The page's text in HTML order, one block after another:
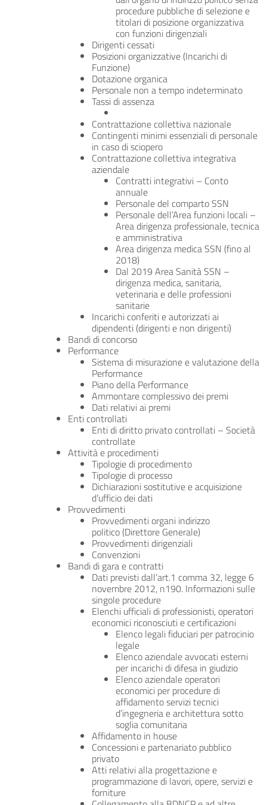
procedure pubbliche di selezione e
titolari di posizione organizzativa
con funzioni dirigenziali
Dirigenti cessati
Posizioni organizzative (Incarichi di
Funzione)
Dotazione organica
Personale non a tempo indeterminato
Tassi di assenza
Contrattazione collettiva nazionale
Contingenti minimi essenziali di personale
in caso di sciopero
Contrattazione collettiva integrativa
aziendale
Contratti integrativi – Conto
annuale
Personale del comparto SSN
Personale dell’Area funzioni locali –
Area dirigenza professionale, tecnica
e amministrativa
Area dirigenza medica SSN (fino al
2018)
Dal 2019 Area Sanità SSN –
dirigenza medica, sanitaria,
veterinaria e delle professioni
sanitarie
Incarichi conferiti e autorizzati ai
dipendenti (dirigenti e non dirigenti)
Bandi di concorso
Performance
Sistema di misurazione e valutazione della
Performance
Piano della Performance
Ammontare complessivo dei premi
Dati relativi ai premi
Enti controllati
Enti di diritto privato controllati – Società
controllate
Attività e procedimenti
Tipologie di procedimento
Tipologie di processo
Dichiarazioni sostitutive e acquisizione
d’ufficio dei dati
Provvedimenti
Provvedimenti organi indirizzo
politico (Direttore Generale)
Provvedimenti dirigenziali
Convenzioni
Bandi di gara e contratti
Dati previsti dall’art.1 comma 32, legge 6
novembre 2012, n190. Informazioni sulle
singole procedure
Elenchi ufficiali di professionisti, operatori
economici riconosciuti e certificazioni
Elenco legali fiduciari per patrocinio
legale
Elenco aziendale avvocati esterni
per incarichi di difesa in giudizio
Elenco aziendale operatori
economici per procedure di
affidamento servizi tecnici
d’ingegneria e architettura sotto
soglia comunitaria
Affidamento in house
Concessioni e partenariato pubblico
privato
Atti relativi alla progettazione e
programmazione di lavori, opere, servizi e
forniture